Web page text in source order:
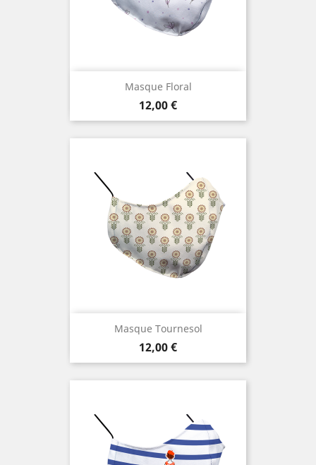
Masque Floral
Prix
12,00 €
Masque Tournesol
Prix
12,00 €